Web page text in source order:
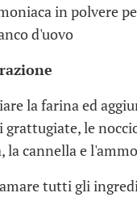
in polvere
d'uovo
la farina ed
grattugiate, le
la cannella e
tutti gli